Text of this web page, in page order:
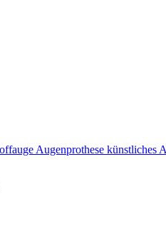
Augenprothese künstliches